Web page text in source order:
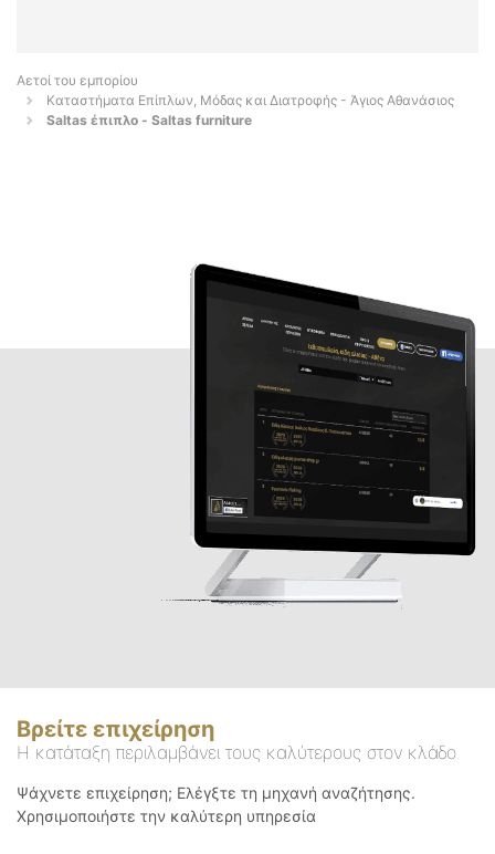
Αετοί του εμπορίου
Καταστήματα Επίπλων, Μόδας και Διατροφής - Άγιος Αθανάσιος
Saltas έπιπλο - Saltas furniture
Βρείτε επιχείρηση
Η κατάταξη περιλαμβάνει τους καλύτερους στον κλάδο
Ψάχνετε επιχείρηση; Ελέγξτε τη μηχανή αναζήτησης.
Χρησιμοποιήστε την καλύτερη υπηρεσία